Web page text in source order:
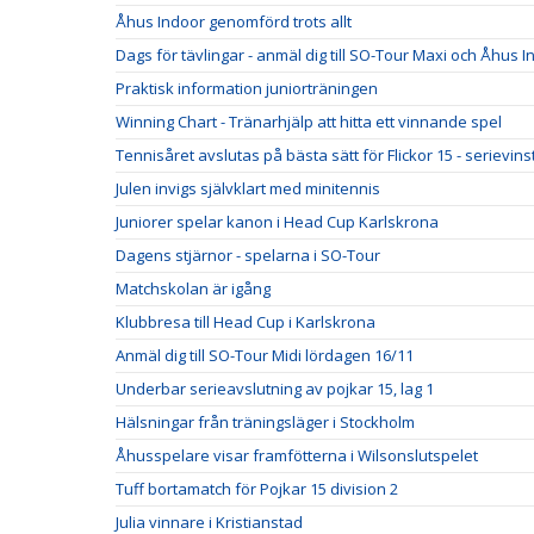
Åhus Indoor genomförd trots allt
Dags för tävlingar - anmäl dig till SO-Tour Maxi och Åhus
Praktisk information juniorträningen
Winning Chart - Tränarhjälp att hitta ett vinnande spel
Tennisåret avslutas på bästa sätt för Flickor 15 -
Julen invigs självklart med minitennis
Juniorer spelar kanon i Head Cup Karlskrona
Dagens stjärnor - spelarna i SO-Tour
Matchskolan är igång
Klubbresa till Head Cup i Karlskrona
Anmäl dig till SO-Tour Midi lördagen 16/11
Underbar serieavslutning av pojkar 15, lag 1
Hälsningar från träningsläger i Stockholm
Åhusspelare visar framfötterna i Wilsonslutspelet
Tuff bortamatch för Pojkar 15 division 2
Julia vinnare i Kristianstad